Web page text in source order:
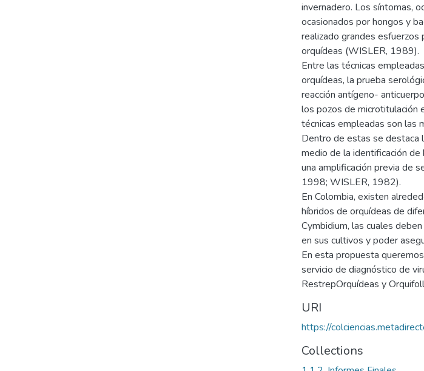
invernadero. Los síntomas,
ocasionados por hongos y
realizado grandes
orquídeas (WISLER, 1989).
Entre las técnicas
orquídeas, la prueba
reacción antígeno-
los pozos de microtitulación
técnicas empleadas son las
Dentro de estas se destaca
medio de la identificación
una amplificación previa de
1998; WISLER, 1982).
En Colombia, existen
híbridos de orquídeas de
Cymbidium, las cuales
en sus cultivos y poder
En esta propuesta
servicio de diagnóstico de
RestrepOrquídeas y
URI
https://
Collections